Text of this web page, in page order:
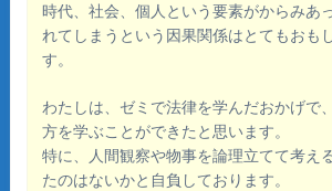
時代、社会、個人という要素がからみあ
れてしまうという因果関係はとてもおも
す。
わたしは、ゼミで法律を学んだおかげで
方を学ぶことができたと思います。
特に、人間観察や物事を論理立てて考え
たのはないかと自負しております。